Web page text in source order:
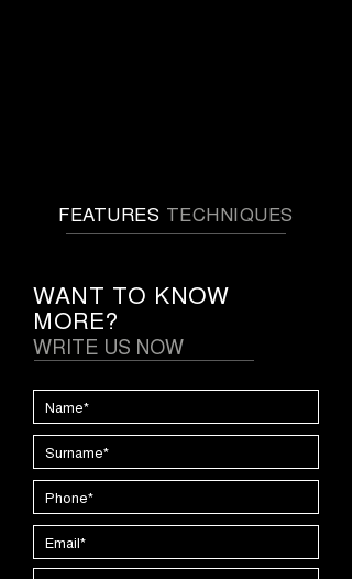
FEATURES TECHNIQUES
WANT TO KNOW
MORE?
WRITE US NOW